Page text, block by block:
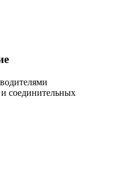
соединительных